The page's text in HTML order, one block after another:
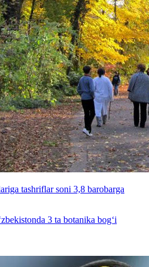
tashriflar soni 3,8 barobarga
3 ta botanika bog‘i